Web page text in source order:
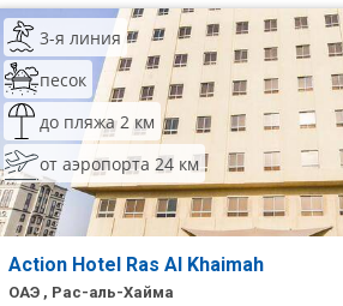
3-я линия
песок
до пляжа 2 км
от аэропорта 24 км
Action Hotel Ras Al Khaimah
ОАЭ , Рас-аль-Хайма